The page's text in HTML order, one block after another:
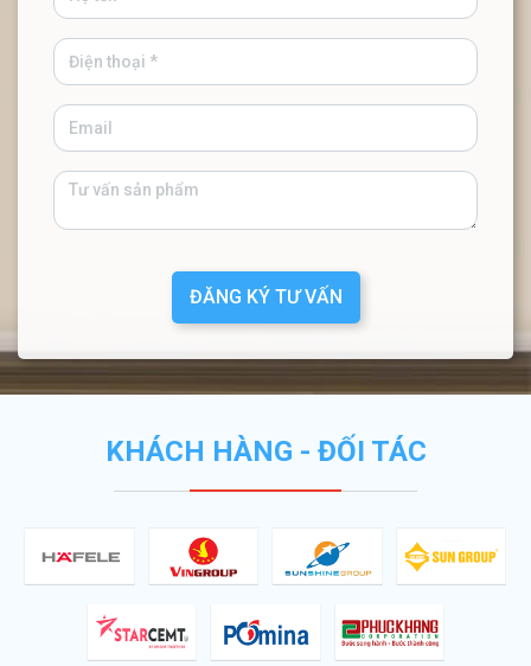
ĐĂNG KÝ TƯ VẤN
KHÁCH HÀNG - ĐỐI TÁC